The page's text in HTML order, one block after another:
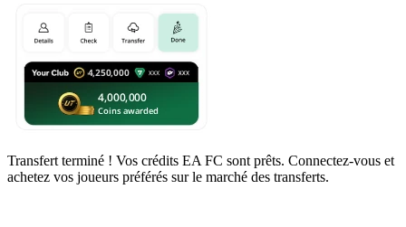
Transfert terminé ! Vos crédits EA FC sont prêts. Connectez-vous et
achetez vos joueurs préférés sur le marché des transferts.